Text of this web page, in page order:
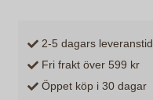
2-5 dagars leveranstid
Fri frakt över 599 kr
Öppet köp i 30 dagar